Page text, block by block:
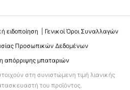
ειδοποίηση
Γενικοί Όροι Συναλλαγών
Προσωπικών Δεδομένων
απόρριψης μπαταριών
στη συνιστώμενη τιμή λιανικής
του προϊόντος.